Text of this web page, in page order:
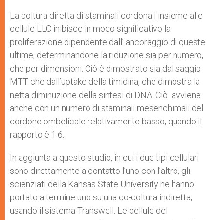
La coltura diretta di staminali cordonali insieme alle
cellule LLC inibisce in modo significativo la
proliferazione dipendente dall’ ancoraggio di queste
ultime, determinandone la riduzione sia per numero,
che per dimensioni. Ciò è dimostrato sia dal saggio
MTT che dall’uptake della timidina, che dimostra la
netta diminuzione della sintesi di DNA. Ciò avviene
anche con un numero di staminali mesenchimali del
cordone ombelicale relativamente basso, quando il
rapporto è 1:6.
In aggiunta a questo studio, in cui i due tipi cellulari
sono direttamente a contatto l’uno con l’altro, gli
scienziati della Kansas State University ne hanno
portato a termine uno su una co-coltura indiretta,
usando il sistema Transwell. Le cellule del